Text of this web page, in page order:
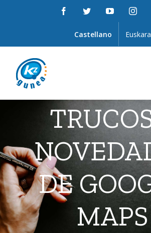
FacebookTwitterYouTube
Castellano Euskara
DE
MAPS